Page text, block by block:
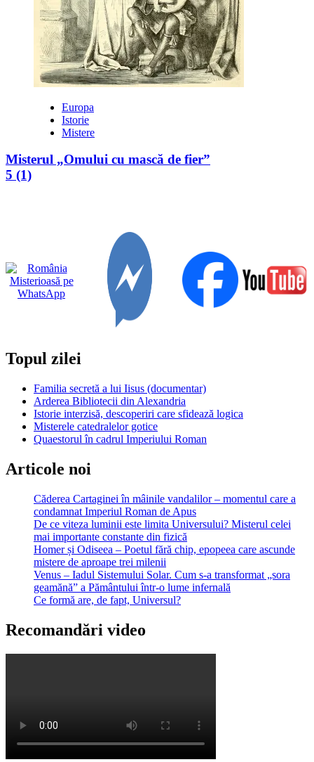
Europa
Istorie
Mistere
Misterul „Omului cu mască de fier”
5 (1)
Topul zilei
Familia secretă a lui Iisus (documentar)
Arderea Bibliotecii din Alexandria
Istorie interzisă, descoperiri care sfidează logica
Misterele catedralelor gotice
Quaestorul în cadrul Imperiului Roman
Articole noi
Căderea Cartaginei în mâinile vandalilor – momentul care a
condamnat Imperiul Roman de Apus
De ce viteza luminii este limita Universului? Misterul celei
mai importante constante din fizică
Homer și Odiseea – Poetul fără chip, epopeea care ascunde
mistere de aproape trei milenii
Venus – Iadul Sistemului Solar. Cum s-a transformat „sora
geamănă” a Pământului într-o lume infernală
Ce formă are, de fapt, Universul?
Recomandări video